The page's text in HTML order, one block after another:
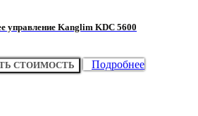
управление Kanglim KDC 5600
СТОИМОСТЬ Подробнее